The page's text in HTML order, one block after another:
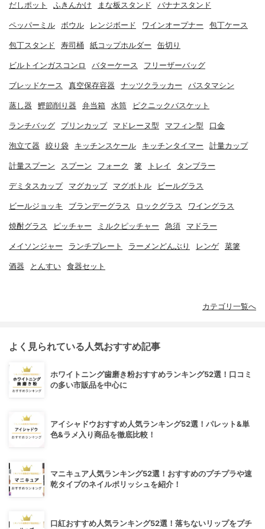
だしポット ふきんかけ まな板スタンド バナナスタンド
ペッパーミル ボウル レンジボード ワインオープナー 包丁ケース
包丁スタンド 寿司桶 紙コップホルダー 缶切り
ビルトインガスコンロ バターケース フリーザーバッグ
ブレッドケース 真空保存容器 ナッツクラッカー パスタマシン
蒸し器 鰹節削り器 弁当箱 水筒 ピクニックバスケット
ランチバッグ プリンカップ マドレーヌ型 マフィン型 口金
泡立て器 絞り袋 キッチンスケール キッチンタイマー 計量カップ
計量スプーン スプーン フォーク 箸 トレイ タンブラー
デミタスカップ マグカップ マグボトル ビールグラス
ビールジョッキ ブランデーグラス ロックグラス ワイングラス
焼酎グラス ピッチャー ミルクピッチャー 急須 マドラー
メイソンジャー ランチプレート ラーメンどんぶり レンゲ 菜箸
酒器 とんすい 食器セット
カテゴリ一覧へ
よく見られている人気おすすめ記事
ホワイトニング歯磨き粉おすすめランキング52選！口コミ
の多い市販品を中心に
アイシャドウおすすめ人気ランキング52選！パレット&単
色&ラメ入り商品を徹底比較！
マニキュア人気ランキング52選！おすすめのプチプラや速
乾タイプのネイルポリッシュを紹介！
口紅おすすめ人気ランキング52選！落ちないリップをプチ